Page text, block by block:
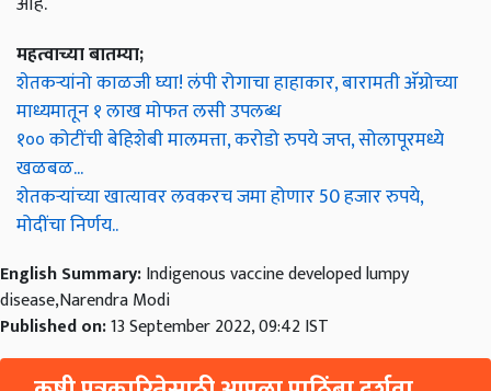
शेतकऱ्यांनो काळजी घ्या! लंपी रोगाचा हाहाकार, बारामती अ‍ॅग्रोच्या
माध्यमातून १ लाख मोफत लसी उपलब्ध
१०० कोटींची बेहिशेबी मालमत्ता, करोडो रुपये जप्त, सोलापूरमध्ये
खळबळ...
शेतकऱ्यांच्या खात्यावर लवकरच जमा होणार 50 हजार रुपये,
मोदींचा निर्णय..
disease,Narendra Modi
Published on:13 September 2022, 09:42 IST
कृषी पत्रकारितेसाठी आपला पाठिंबा दर्शवा